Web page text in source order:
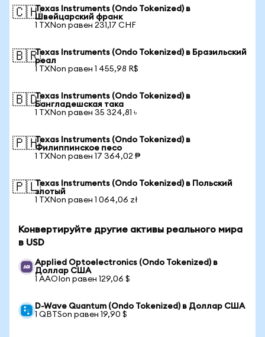
🇨🇭Texas Instruments (Ondo Tokenized) в
Швейцарский франк
1 TXNon равен 231,17 CHF
🇧🇷Texas Instruments (Ondo Tokenized) в Бразильский
реал
1 TXNon равен 1 455,98 R$
🇧🇩Texas Instruments (Ondo Tokenized) в
Бангладешская така
1 TXNon равен 35 324,81 ৳
🇵🇭Texas Instruments (Ondo Tokenized) в
Филиппинское песо
1 TXNon равен 17 364,02 ₱
🇵🇱Texas Instruments (Ondo Tokenized) в Польский
злотый
1 TXNon равен 1 064,06 zł
Конвертируйте другие активы реального мира
в USD
Applied Optoelectronics (Ondo Tokenized) в
Доллар США
1 AAOIon равен 129,06 $
D-Wave Quantum (Ondo Tokenized) в Доллар США
1 QBTSon равен 19,90 $